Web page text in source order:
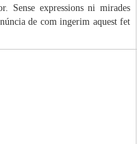
Sense expressions ni mirades
de com ingerim aquest fet